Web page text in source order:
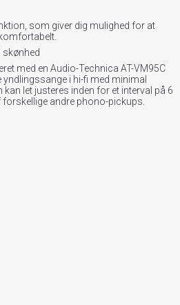
som giver dig mulighed for at
skønhed
med en Audio-Technica AT-VM95C
yndlingssange i hi-fi med minimal
let justeres inden for et interval på 6
andre phono-pickups.